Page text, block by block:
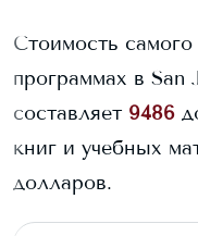
Стоимость
программах в San
составляет 9486
книг и учебных
долларов.